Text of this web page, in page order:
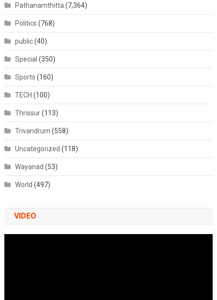
Pathanamthitta(7,364)
Politics (768)
public(40)
Special (350)
Sports (160)
TECH (100)
Thrissur(113)
Trivandrum (558)
Uncategorized (118)
Wayanad (53)
World (497)
VIDEO